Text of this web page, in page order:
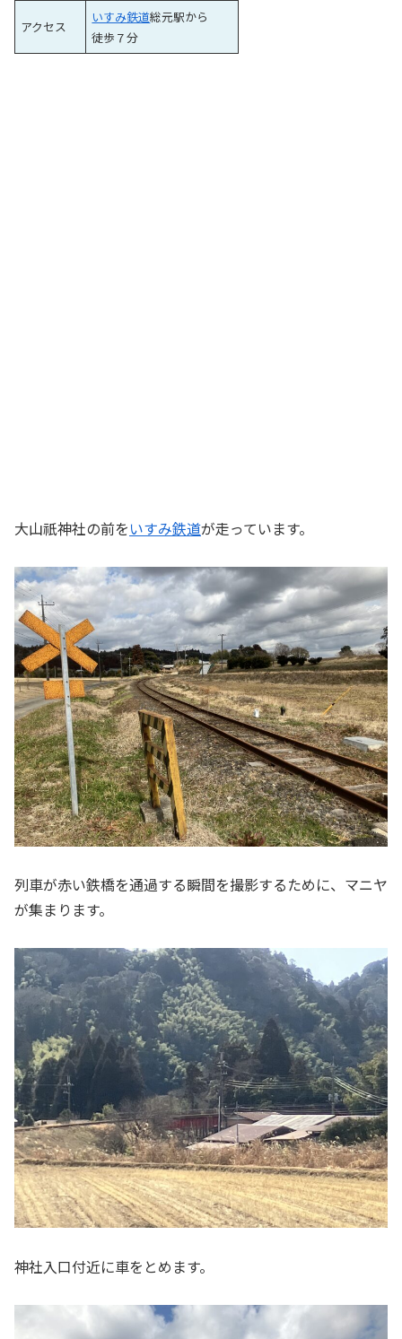
アクセス
いすみ鉄道総元駅から
徒歩７分
大山祇神社の前をいすみ鉄道が走っています。
列車が赤い鉄橋を通過する瞬間を撮影するために、マニヤ
が集まります。
神社入口付近に車をとめます。